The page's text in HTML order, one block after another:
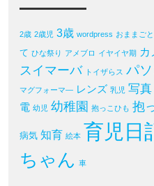
2歳 2歳児 3歳 wordpress おままごと
て ひな祭り アメブロ イヤイヤ期 カ
スイマーバ トイザらス パ
マグフォーマ― レンズ 乳児 写真
電 幼児 幼稚園 抱っこひも 抱
病気 知育 絵本 育児日
ちゃん 車